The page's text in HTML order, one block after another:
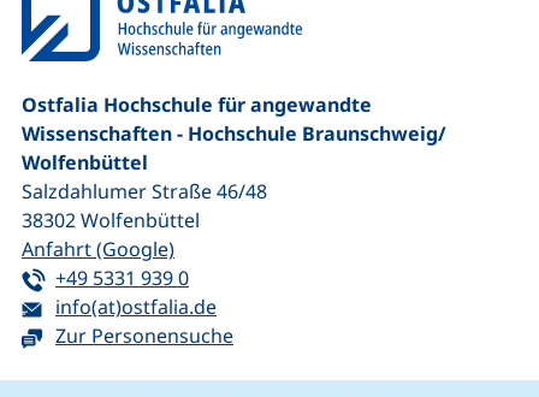
Ostfalia Hochschule für angewandte
Wissenschaften - Hochschule Braunschweig/​
Wolfenbüttel
Salzdahlumer Straße 46/48
38302Wolfenbüttel
Anfahrt (Google)(externer Link, öffnet neues Fenster)
Tel:
+49 5331 939 0(startet einen Telefonanruf, wenn Ihr
E-Mail:
info(at)ostfalia.de(öffnet Ihr E-Mail-Programm)
Zur Personensuche